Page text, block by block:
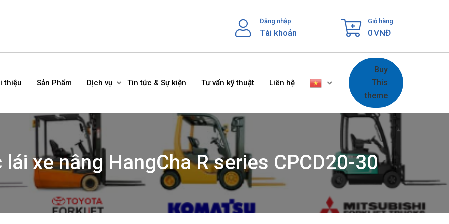
Đăng nhập
Tài khoản
Giỏ hàng
0VNĐ
thiệu Sản Phẩm Dịch vụ Tin tức & Sự kiện Tư vấn kỹ thuật Liên hệ
Buy
This
theme
xe nâng HangCha R series CPCD20-30